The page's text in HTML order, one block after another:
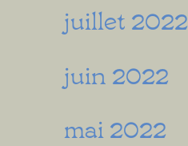
juillet 2022
juin 2022
mai 2022